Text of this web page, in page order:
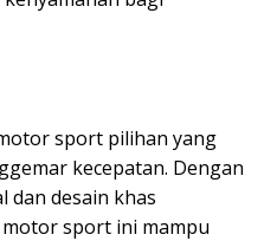
sport pilihan yang
kecepatan. Dengan
dan desain khas
sport ini mampu